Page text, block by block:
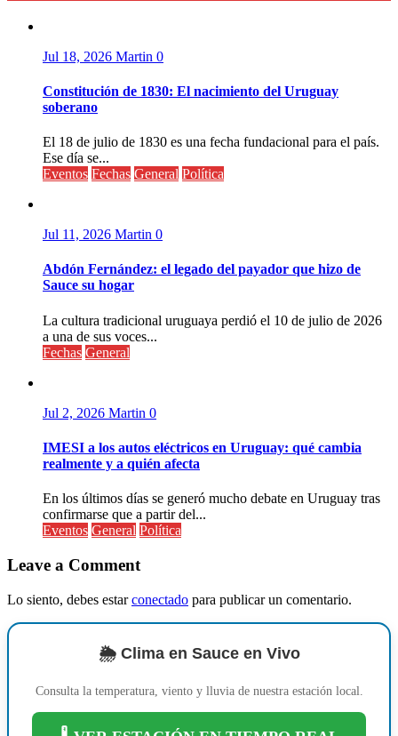
Jul 18, 2026 Martin 0
Constitución de 1830: El nacimiento del Uruguay
soberano
El 18 de julio de 1830 es una fecha fundacional para el país.
Ese día se...
Eventos Fechas General Política
Jul 11, 2026 Martin 0
Abdón Fernández: el legado del payador que hizo de
Sauce su hogar
La cultura tradicional uruguaya perdió el 10 de julio de 2026
a una de sus voces...
Fechas General
Jul 2, 2026 Martin 0
IMESI a los autos eléctricos en Uruguay: qué cambia
realmente y a quién afecta
En los últimos días se generó mucho debate en Uruguay tras
confirmarse que a partir del...
Eventos General Política
Leave a Comment
Lo siento, debes estarconectado para publicar un comentario.
🌦️ Clima en Sauce en Vivo
Consulta la temperatura, viento y lluvia de nuestra estación local.